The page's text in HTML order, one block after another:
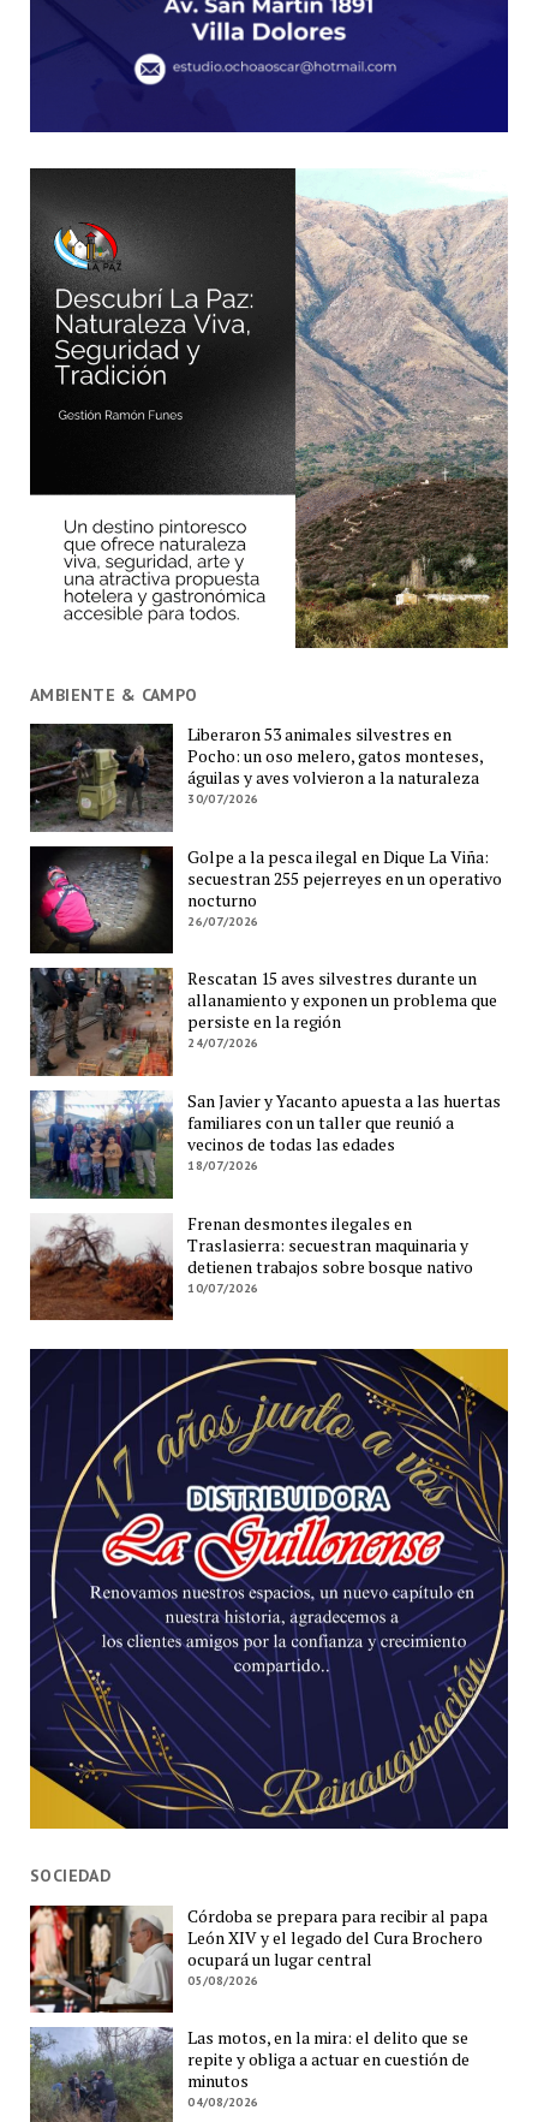
AMBIENTE & CAMPO
Liberaron 53 animales silvestres en
Pocho: un oso melero, gatos monteses,
águilas y aves volvieron a la naturaleza
30/07/2026
Golpe a la pesca ilegal en Dique La Viña:
secuestran 255 pejerreyes en un operativo
nocturno
26/07/2026
Rescatan 15 aves silvestres durante un
allanamiento y exponen un problema que
persiste en la región
24/07/2026
San Javier y Yacanto apuesta a las huertas
familiares con un taller que reunió a
vecinos de todas las edades
18/07/2026
Frenan desmontes ilegales en
Traslasierra: secuestran maquinaria y
detienen trabajos sobre bosque nativo
10/07/2026
SOCIEDAD
Córdoba se prepara para recibir al papa
León XIV y el legado del Cura Brochero
ocupará un lugar central
05/08/2026
Las motos, en la mira: el delito que se
repite y obliga a actuar en cuestión de
minutos
04/08/2026